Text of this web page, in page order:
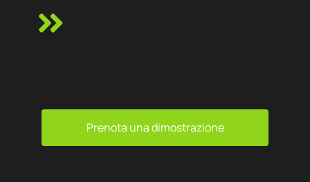
Prenota una dimostrazione